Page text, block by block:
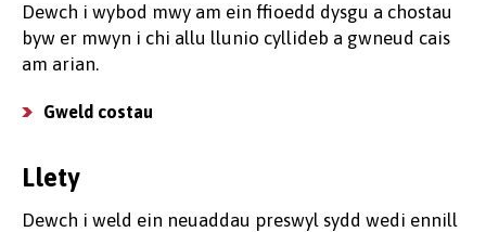
Dewch i wybod mwy am ein ffioedd dysgu a chostau
byw er mwyn i chi allu llunio cyllideb a gwneud cais
am arian.
Gweld costau
Llety
Dewch i weld ein neuaddau preswyl sydd wedi ennill